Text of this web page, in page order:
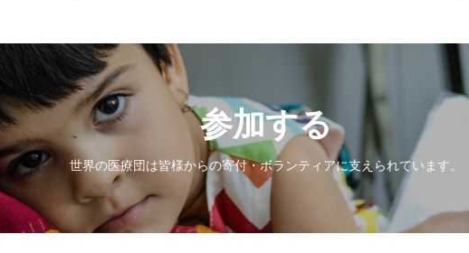
参加する
世界の医療団は皆様からの寄付・ボランティアに支えられています。